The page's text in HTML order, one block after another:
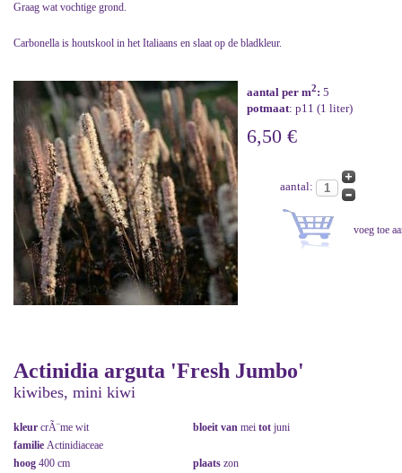
Graag wat vochtige grond.
Carbonella is houtskool in het Italiaans en slaat op de bladkleur.
aantal per m2: 5
potmaat: p11 (1 liter)
6,50 €
aantal:
Actinidia arguta 'Fresh Jumbo'
kiwibes, mini kiwi
kleur crÃ¨me wit bloeit van mei tot juni
familie Actinidiaceae
hoog 400 cm plaats zon